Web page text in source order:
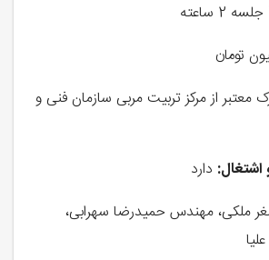
معتبر از مرکز تربیت مربی سازمان فنی و
اشتغال: دارد
ملکی، مهندس حمیدرضا سهرابی،